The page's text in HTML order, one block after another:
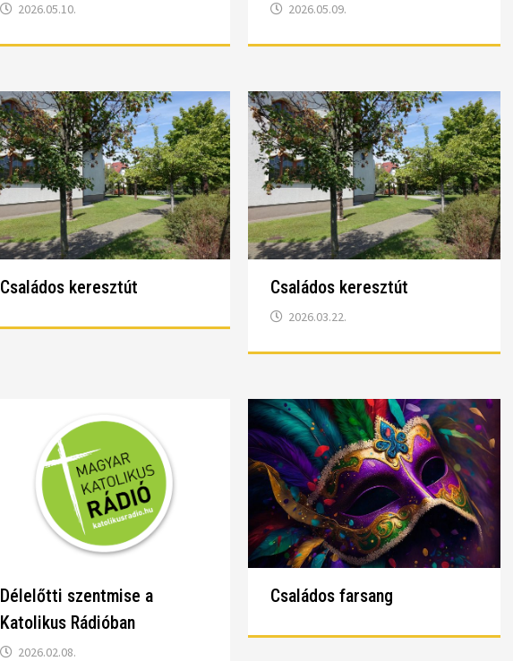
2026.05.10. 2026.05.09.
Családos keresztút Családos keresztút
2026.03.22.
Délelőtti szentmise a
Katolikus Rádióban
2026.02.08.
Családos farsang